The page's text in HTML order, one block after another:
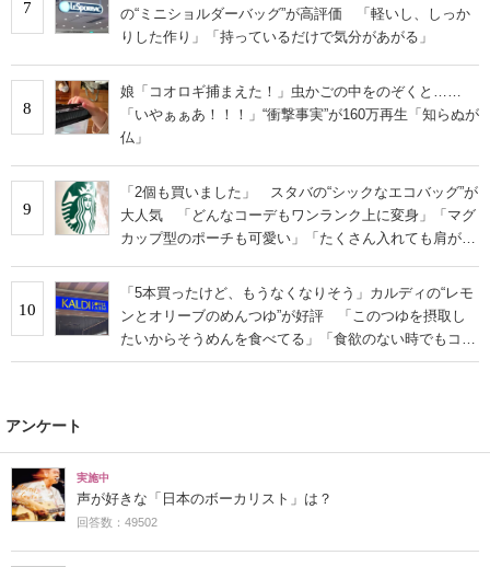
7
の“ミニショルダーバッグ”が高評価 「軽いし、しっか
りした作り」「持っているだけで気分があがる」
8
娘「コオロギ捕まえた！」虫かごの中をのぞくと……
「いやぁぁあ！！！」“衝撃事実”が160万再生「知らぬが
仏」
9
「2個も買いました」 スタバの“シックなエコバッグ”が
大人気 「どんなコーデもワンランク上に変身」「マグ
カップ型のポーチも可愛い」「たくさん入れても肩が痛
10
「5本買ったけど、もうなくなりそう」カルディの“レモ
ンとオリーブのめんつゆ”が好評 「このつゆを摂取し
たいからそうめんを食べてる」「食欲のない時でもコレ
で食べられる」
アンケート
実施中
声が好きな「日本のボーカリスト」は？
回答数：49502